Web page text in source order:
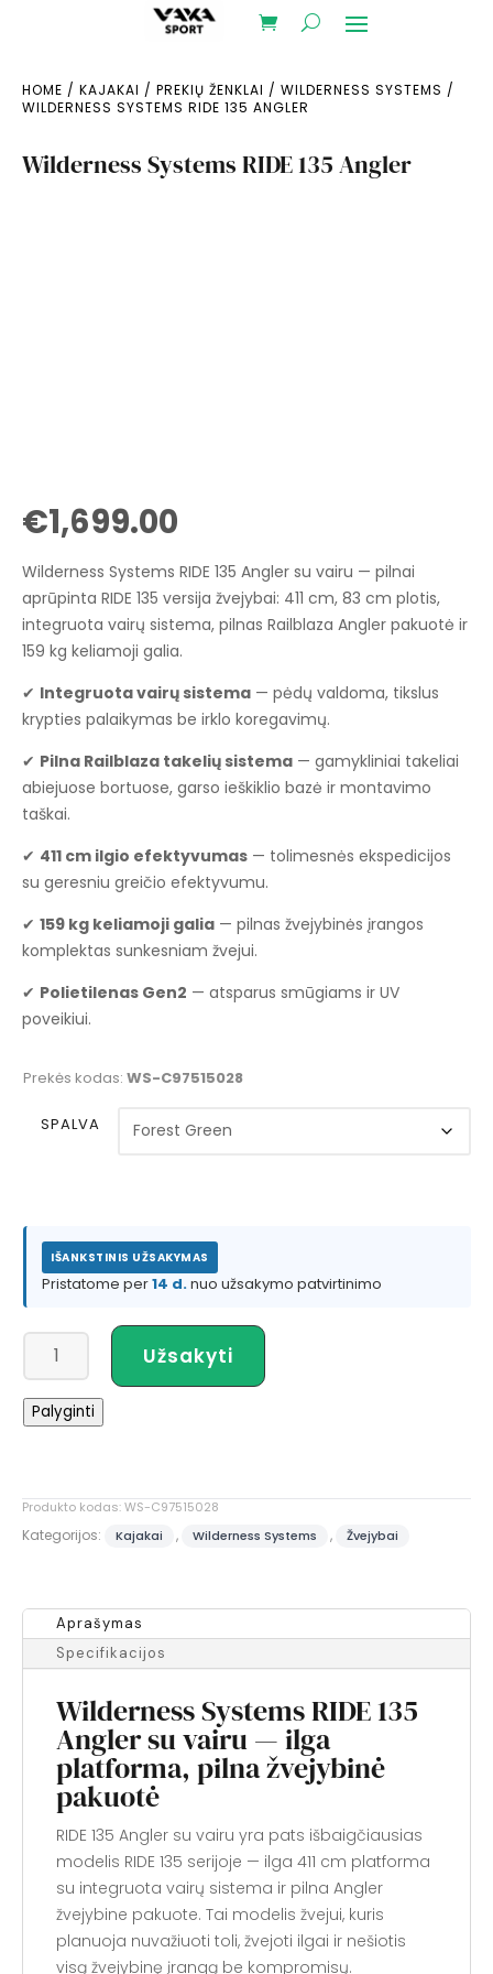
HOME / KAJAKAI / PREKIŲ ŽENKLAI / WILDERNESS SYSTEMS /
WILDERNESS SYSTEMS RIDE 135 ANGLER
Wilderness Systems RIDE 135 Angler
€1,699.00
Wilderness Systems RIDE 135 Angler su vairu — pilnai
aprūpinta RIDE 135 versija žvejybai: 411 cm, 83 cm plotis,
integruota vairų sistema, pilnas Railblaza Angler pakuotė ir
159 kg keliamoji galia.
✔ Integruota vairų sistema — pėdų valdoma, tikslus
krypties palaikymas be irklo koregavimų.
✔ Pilna Railblaza takelių sistema — gamykliniai takeliai
abiejuose bortuose, garso ieškiklio bazė ir montavimo
taškai.
✔ 411 cm ilgio efektyvumas — tolimesnės ekspedicijos
su geresniu greičio efektyvumu.
✔ 159 kg keliamoji galia — pilnas žvejybinės įrangos
komplektas sunkesniam žvejui.
✔ Polietilenas Gen2 — atsparus smūgiams ir UV
poveikiui.
Prekės kodas: WS-C97515028
SPALVA
IŠANKSTINIS UŽSAKYMAS
Pristatome per14 d.nuo užsakymo patvirtinimo
produkto
kiekis:
Wilderness
Systems
Angler
Užsakyti
Palyginti
Produkto kodas:WS-C97515028
Kategorijos: Kajakai , Wilderness Systems , Žvejybai
Aprašymas
Specifikacijos
Wilderness Systems RIDE 135
Angler su vairu — ilga
platforma, pilna žvejybinė
pakuotė
RIDE 135 Angler su vairu yra pats išbaigčiausias
modelis RIDE 135 serijoje — ilga 411 cm platforma
su integruota vairų sistema ir pilna Angler
žvejybine pakuote. Tai modelis žvejui, kuris
planuoja nuvažiuoti toli, žvejoti ilgai ir nešiotis
visą žvejybinę įrangą be kompromisų.